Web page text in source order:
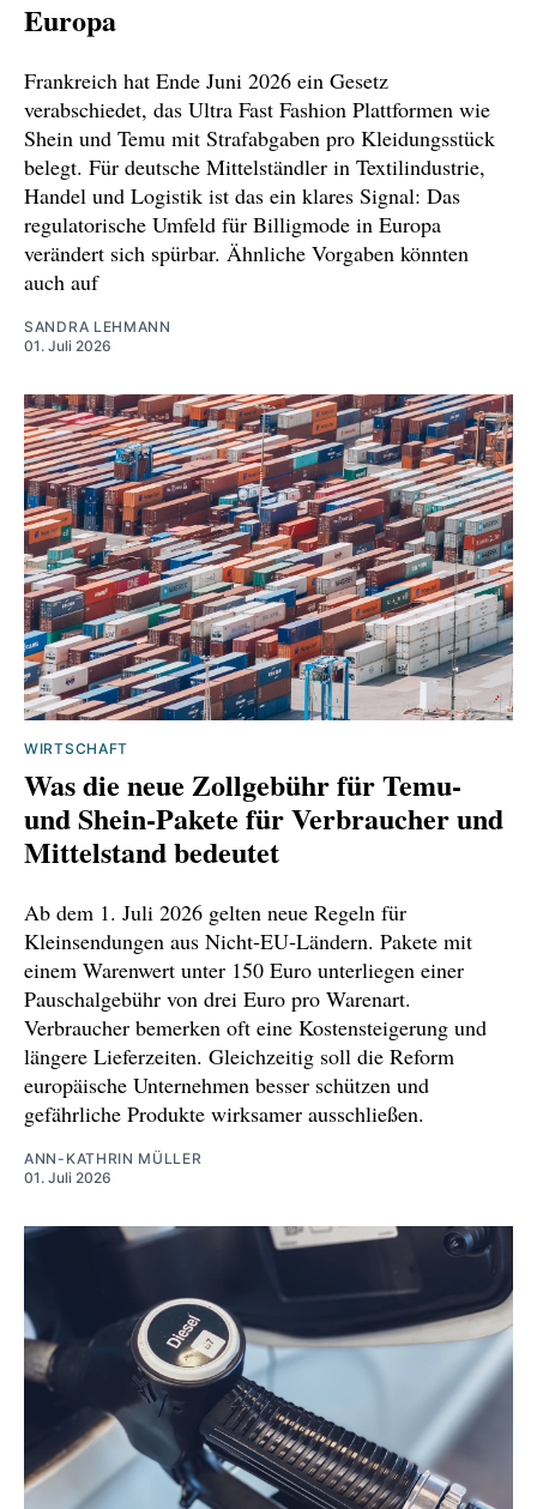
Europa
Frankreich hat Ende Juni 2026 ein Gesetz
verabschiedet, das Ultra Fast Fashion Plattformen wie
Shein und Temu mit Strafabgaben pro Kleidungsstück
belegt. Für deutsche Mittelständler in Textilindustrie,
Handel und Logistik ist das ein klares Signal: Das
regulatorische Umfeld für Billigmode in Europa
verändert sich spürbar. Ähnliche Vorgaben könnten
auch auf
SANDRA LEHMANN
01. Juli 2026
WIRTSCHAFT
Was die neue Zollgebühr für Temu‑
und Shein‑Pakete für Verbraucher und
Mittelstand bedeutet
Ab dem 1. Juli 2026 gelten neue Regeln für
Kleinsendungen aus Nicht‑EU‑Ländern. Pakete mit
einem Warenwert unter 150 Euro unterliegen einer
Pauschalgebühr von drei Euro pro Warenart.
Verbraucher bemerken oft eine Kostensteigerung und
längere Lieferzeiten. Gleichzeitig soll die Reform
europäische Unternehmen besser schützen und
gefährliche Produkte wirksamer ausschließen.
ANN-KATHRIN MÜLLER
01. Juli 2026